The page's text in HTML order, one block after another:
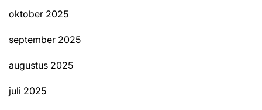
oktober 2025
september 2025
augustus 2025
juli 2025